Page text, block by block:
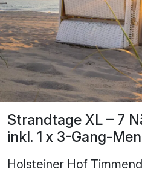
Strandtage XL – 7
inkl. 1 x 3-Gang-
Holsteiner Hof